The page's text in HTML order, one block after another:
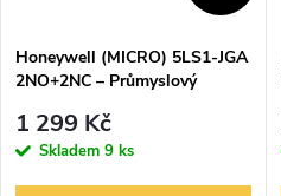
Honeywell (MICRO) 5LS1-JGA
2NO+2NC – Průmyslový
1 299 Kč
Skladem 9 ks